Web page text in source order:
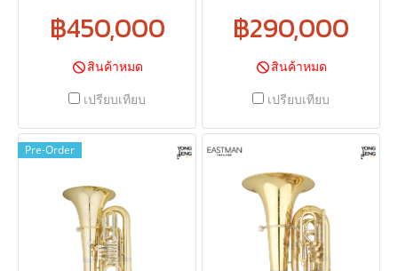
฿450,000
สินค้าหมด
เปรียบเทียบ
฿290,000
สินค้าหมด
เปรียบเทียบ
Pre-Order